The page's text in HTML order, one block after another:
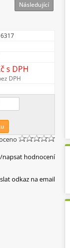
Následující
s DPH
DPH
napsat hodnocení
odkaz na email